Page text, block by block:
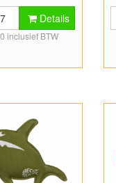
zinkt naar de
Blijft plat op de
Levering per
Details
inclusief BTW